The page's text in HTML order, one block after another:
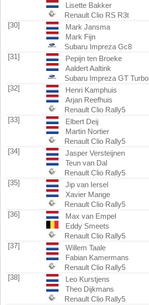
Lisette Bakker
Renault Clio RS R3t
[30]
Mark Jansma
Mark Fijn
Subaru Impreza Gc8
[31]
Pepijn ten Broeke
Aaldert Aaltink
Subaru Impreza GT Turbo
[32]
Henri Kamphuis
Arjan Reefhuis
Renault Clio Rally5
[33]
Elbert Deij
Martin Nortier
Renault Clio Rally5
[34]
Jasper Versteijnen
Teun van Dal
Renault Clio Rally5
[35]
Jip van Iersel
Xavier Mange
Renault Clio Rally5
[36]
Max van Empel
Eddy Smeets
Renault Clio Rally5
[37]
Willem Taale
Fabian Kamermans
Renault Clio Rally5
[38]
Leo Kurstjens
Theo Dijkmans
Renault Clio Rally5